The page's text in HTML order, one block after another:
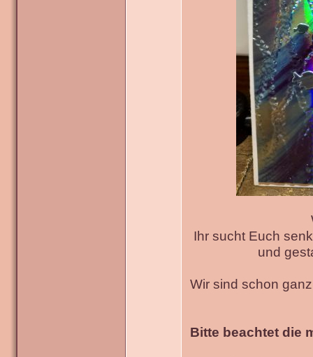
Ihr sucht Euch
und
Wir sind schon
Bitte beachtet die